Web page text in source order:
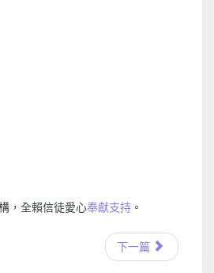
，全賴信徒愛心奉獻支持 。
下一篇